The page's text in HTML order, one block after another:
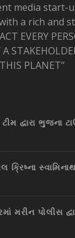
media start-
a rich and
EVERY
PLANET”
દ્વારા ભુજના
ક્રિષ્ના
મરીન પોલીસ